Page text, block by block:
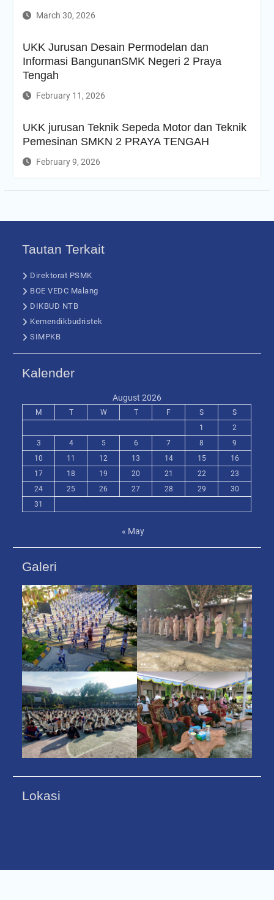
March 30, 2026
UKK Jurusan Desain Permodelan dan
Informasi BangunanSMK Negeri 2 Praya
Tengah
February 11, 2026
UKK jurusan Teknik Sepeda Motor dan Teknik
Pemesinan SMKN 2 PRAYA TENGAH
February 9, 2026
Tautan Terkait
Direktorat PSMK
BOE VEDC Malang
DIKBUD NTB
Kemendikbudristek
SIMPKB
Kalender
August 2026
M T W T F S
S
1
2
3
4 5 6 7 8
9
10
11 12 13 14 15
16
17
18 19 20 21 22
23
24
25 26 27 28 29
30
31
« May
Galeri
Lokasi